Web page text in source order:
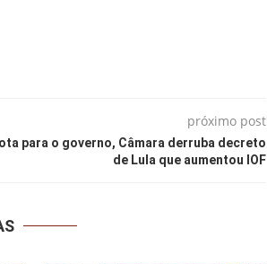
próximo post
para o governo, Câmara derruba decreto
de Lula que aumentou IOF